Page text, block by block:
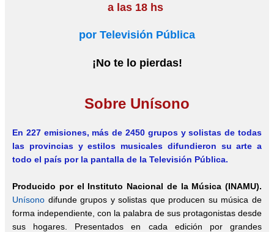
a las 18 hs
por Televisión Pública
¡No te lo pierdas!
Sobre Unísono
En 227 emisiones, más de 2450 grupos y solistas de todas
las provincias y estilos musicales difundieron su arte a
todo el país por la pantalla de la Televisión Pública.
Producido por el Instituto Nacional de la Música (INAMU).
Unísono difunde grupos y solistas que producen su música de
forma independiente, con la palabra de sus protagonistas desde
sus hogares. Presentados en cada edición por grandes